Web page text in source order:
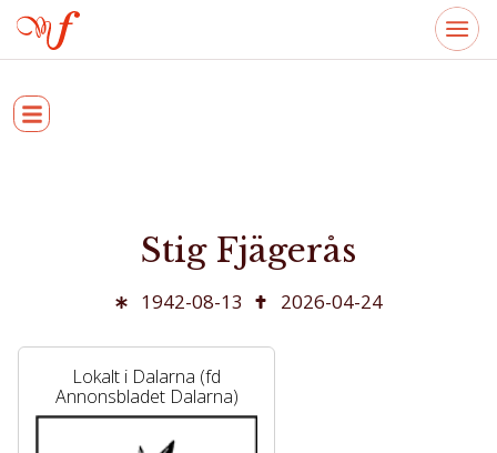
Stig Fjägerås
1942-08-13 2026-04-24
Lokalt i Dalarna (fd
Annonsbladet Dalarna)